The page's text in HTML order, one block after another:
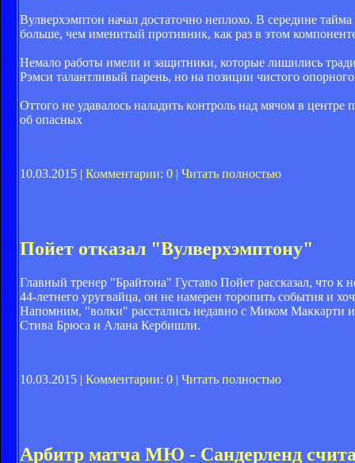
Вулверхэмптон начал достаточно неплохо. В середине
больше, чем именитый противник, как раз в этом
Немало работы имели и защитники, которые лишились
Рэмси талантливый парень, но на позиции чистого
Оттого не удавалось наладить контроль над мячом в
об опасных
10.03.2015 | Комментарии: 0 | Читать полностью
Пойет отказал "Вулверхэмптону"
Главный тренер "Брайтона" Густаво Пойет рассказал, что
44-летнего уругвайца, он не намерен торопить события и
Напомним, "волки" расстались недавно с Миком Маккарти
Стива Брюса и Алана Кербишли.
10.03.2015 | Комментарии: 0 | Читать полностью
Арбитр матча МЮ - Сандерленд